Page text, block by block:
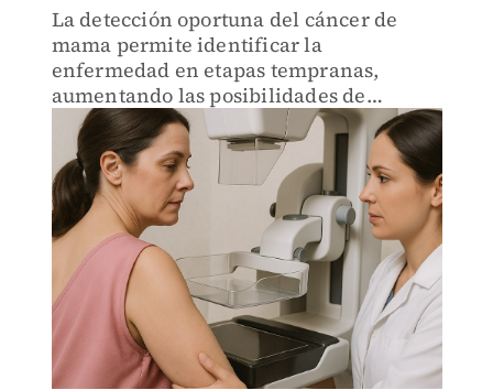
La detección oportuna del cáncer de
mama permite identificar la
enfermedad en etapas tempranas,
aumentando las posibilidades de
tratamiento exitoso y supervivencia.